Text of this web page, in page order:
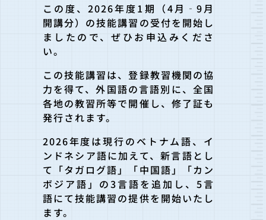
この度、2026年度1期（4月‐9月
開講分）の技能講習の受付を開始し
ましたので、ぜひお申込みくださ
い。
この技能講習は、登録教習機関の協
力を得て、外国語の言語別に、全国
各地の教習所等で開催し、修了証も
発行されます。
2026年度は現行のベトナム語、イ
ンドネシア語に加えて、新言語とし
て「タガログ語」「中国語」「カン
ボジア語」の3言語を追加し、5言
語にて技能講習の提供を開始いたし
ます。